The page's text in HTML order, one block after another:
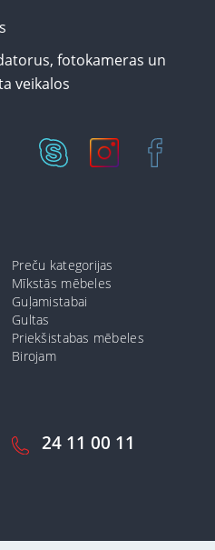
24 11 00 11
Preču kategorijas
Mīkstās mēbeles
Guļamistabai
Gultas
Priekšistabas mēbeles
Birojam